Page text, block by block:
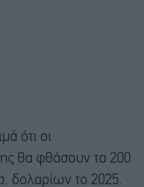
ότι οι
θα φθάσουν τα 200
δολαρίων το 2025.